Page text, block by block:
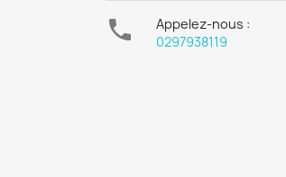

Appelez-nous :
0297938119